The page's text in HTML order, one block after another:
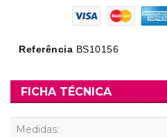
Referência BS10156
FICHA TÉCNICA
Medidas: